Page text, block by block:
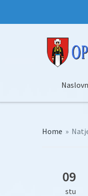
Home »
09
stu